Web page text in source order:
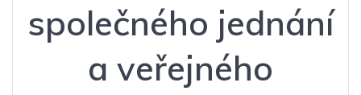
společného jednání
a veřejného